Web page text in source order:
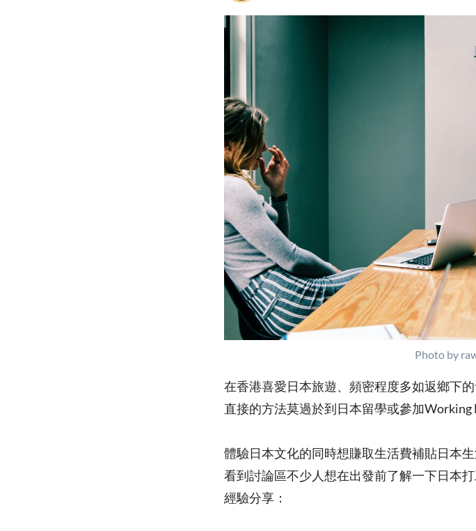
Photo by
在香港喜愛日本旅遊、頻密程度多如返鄉下
直接的方法莫過於到日本留學或參加Working
體驗日本文化的同時想賺取生活費補貼日本
看到討論區不少人想在出發前了解一下日本
經驗分享：